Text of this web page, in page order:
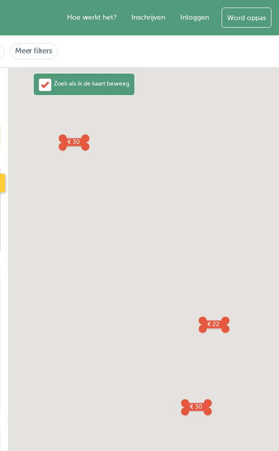
Hoe werkt het? Inschrijven Inloggen Word oppas
Meer filters
€ 30
€ 30
€ 22
Zoek als ik de kaart beweeg